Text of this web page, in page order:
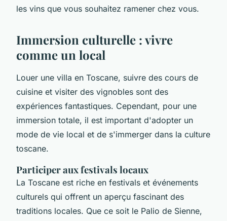
les vins que vous souhaitez ramener chez vous.
Immersion culturelle : vivre
comme un local
Louer une villa en Toscane, suivre des cours de
cuisine et visiter des vignobles sont des
expériences fantastiques. Cependant, pour une
immersion totale, il est important d'adopter un
mode de vie local et de s'immerger dans la culture
toscane.
Participer aux festivals locaux
La Toscane est riche en festivals et événements
culturels qui offrent un aperçu fascinant des
traditions locales. Que ce soit le Palio de Sienne,